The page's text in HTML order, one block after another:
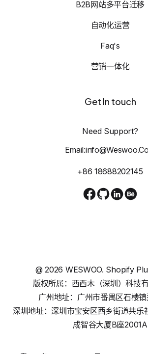
B2B网站多平台迁移
自动化运营
Faq's
营销一体化
Get In touch
Need Support?
+86 18688202145
@2026 WESWOO. Shopify
版权所属：西西木（深圳）科技
广州地址：广州市番禺区石楼
深圳地址：深圳市宝安区西乡街道共乐
成智谷大厦B座2001A